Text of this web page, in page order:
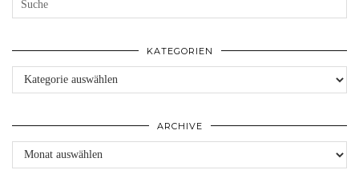
KATEGORIEN
Kategorien
ARCHIVE
Archive